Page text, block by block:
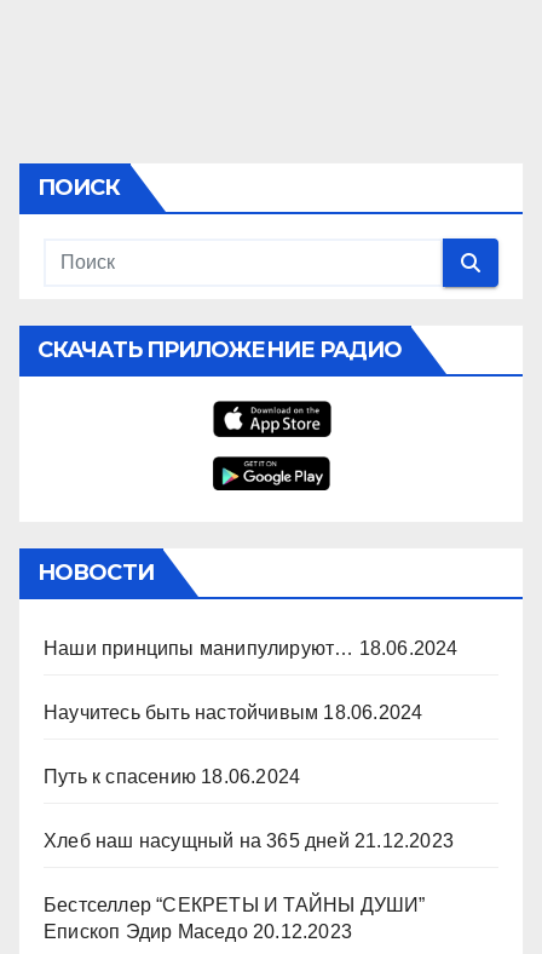
ПОИСК
СКАЧАТЬ ПРИЛОЖЕНИЕ РАДИО
НОВОСТИ
Наши принципы манипулируют… 18.06.2024
Научитесь быть настойчивым 18.06.2024
Путь к спасению 18.06.2024
Хлеб наш насущный на 365 дней 21.12.2023
Бестселлер “СЕКРЕТЫ И ТАЙНЫ ДУШИ”
Епископ Эдир Маседо 20.12.2023